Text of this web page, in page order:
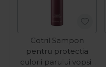
Cotril Sampon
pentru protectia
culorii parului vopsit